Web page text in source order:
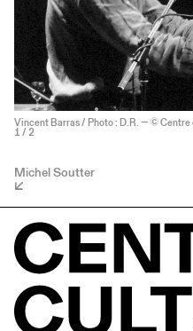
Vincent Barras / Photo : D.R. — © Centre
1 / 2
Michel Soutter